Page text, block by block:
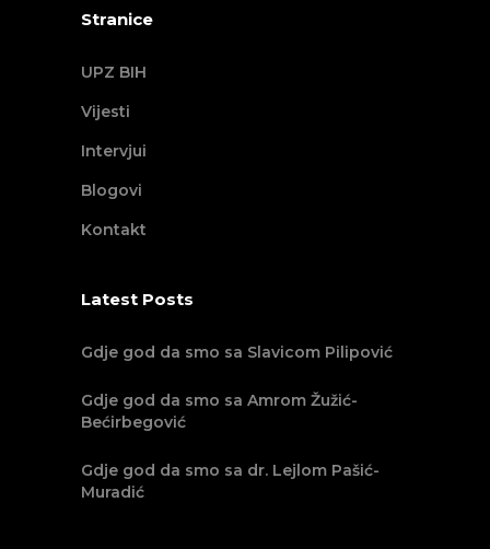
Stranice
UPZ BIH
Vijesti
Intervjui
Blogovi
Kontakt
Latest Posts
Gdje god da smo sa Slavicom Pilipović
Gdje god da smo sa Amrom Žužić-
Bećirbegović
Gdje god da smo sa dr. Lejlom Pašić-
Muradić